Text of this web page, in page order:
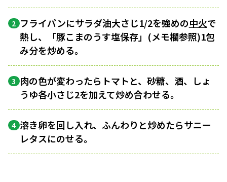
2 フライパンにサラダ油大さじ1/2を強めの中火で
熱し、「豚こまのうす塩保存」(メモ欄参照)1包
み分を炒める。
3 肉の色が変わったらトマトと、砂糖、酒、しょ
うゆ各小さじ2を加えて炒め合わせる。
4 溶き卵を回し入れ、ふんわりと炒めたらサニー
レタスにのせる。